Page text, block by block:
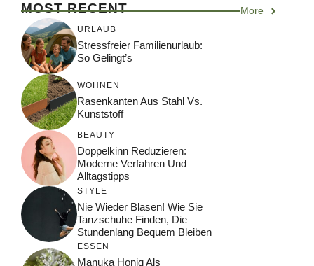
MOST RECENT More
URLAUB
Stressfreier Familienurlaub:
So Gelingt’s
WOHNEN
Rasenkanten Aus Stahl Vs.
Kunststoff
BEAUTY
Doppelkinn Reduzieren:
Moderne Verfahren Und
Alltagstipps
STYLE
Nie Wieder Blasen! Wie Sie
Tanzschuhe Finden, Die
Stundenlang Bequem Bleiben
ESSEN
Manuka Honig Als